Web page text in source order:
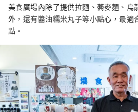
美食廣場內除了提供拉麵、蕎麥麵、烏
外，還有醬油糯米丸子等小點心，最適
點。